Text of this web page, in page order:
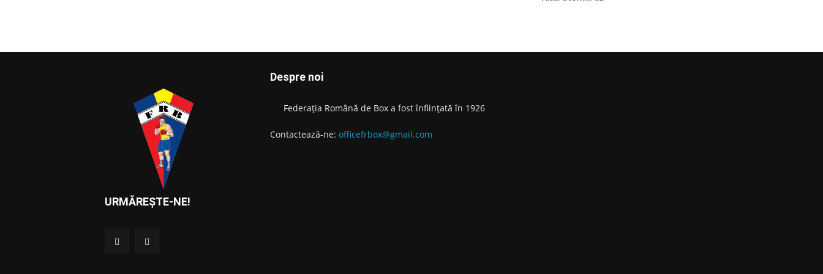
Despre noi
Federația Română de Box a fost înființată în 1926
Contactează-ne: officefrbox@gmail.com
URMĂREȘTE-NE!